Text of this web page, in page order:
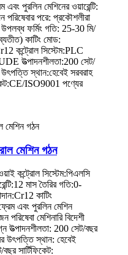
পুরলিন মেশিনের ওয়ারেন্টি:
পরিষেবার পরে: প্রকৌশলীরা
উপলব্ধ ফর্মিং গতি: 25-30 মি/
কাটিং মোড:
কন্ট্রোল সিস্টেম:PLC
উত্পাদনশীলতা:200 সেট/
স্থান:হেবেই সরবরাহ
ISO9001 পণ্যের
মেশিন গঠন
কন্ট্রোল সিস্টেম:পিএলসি
মাস তৈরির গতি:0-
কাটিং
এবং পুরলিন মেশিন
মেশিনারি বিদেশী
উত্পাদনশীলতা: 200 সেট/বছর
উৎপত্তি স্থান: হেবেই
সার্টিফিকেট: